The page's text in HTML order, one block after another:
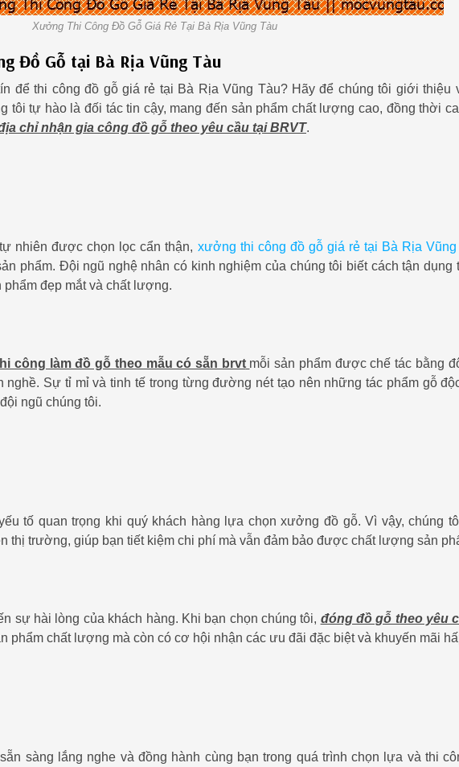
Xưởng Thi Công Đồ Gỗ Giá Rẻ Tại Bà Rịa Vũng Tàu
Đồ Gỗ tại Bà Rịa Vũng Tàu
để thi công đồ gỗ giá rẻ tại Bà Rịa Vũng Tàu? Hãy để chúng tôi giới thiệu
tôi tự hào là đối tác tin cậy, mang đến sản phẩm chất lượng cao, đồng thời
chỉ nhận gia công đồ gỗ theo yêu cầu tại BRVT.
nhiên được chọn lọc cẩn thận, xưởng thi công đồ gỗ giá rẻ tại Bà Rịa Vũng
phẩm. Đội ngũ nghệ nhân có kinh nghiệm của chúng tôi biết cách tận dụng
đẹp mắt và chất lượng.
công làm đồ gỗ theo mẫu có sẵn brvt mỗi sản phẩm được chế tác bằng
nghề. Sự tỉ mỉ và tinh tế trong từng đường nét tạo nên những tác phẩm gỗ
ngũ chúng tôi.
tố quan trọng khi quý khách hàng lựa chọn xưởng đồ gỗ. Vì vậy, chúng
thị trường, giúp bạn tiết kiệm chi phí mà vẫn đảm bảo được chất lượng sản
sự hài lòng của khách hàng. Khi bạn chọn chúng tôi, đóng đồ gỗ theo yêu
phẩm chất lượng mà còn có cơ hội nhận các ưu đãi đặc biệt và khuyến mãi
sàng lắng nghe và đồng hành cùng bạn trong quá trình chọn lựa và thi